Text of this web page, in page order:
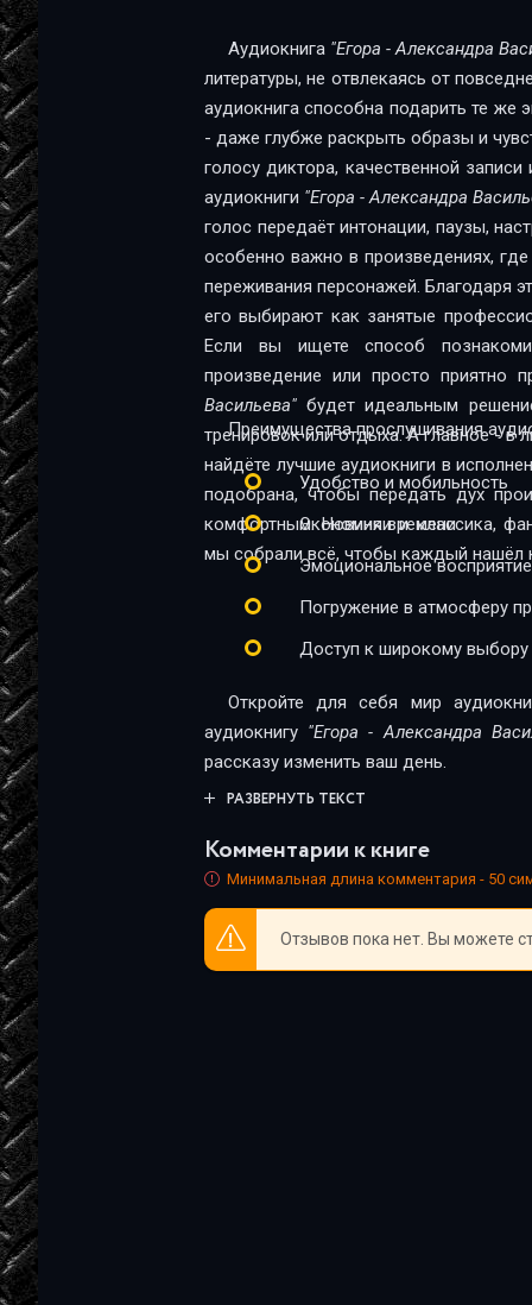
Аудиокнига "Егора - Александра
литературы, не отвлекаясь от
аудиокнига способна подарить те же
- даже глубже раскрыть образы и
голосу диктора, качественной
аудиокниги "Егора - Александра
голос передаёт интонации, паузы,
особенно важно в произведениях,
переживания персонажей. Благодаря
его выбирают как занятые
Если вы ищете способ
произведение или просто приятно
Васильева" будет идеальным
тренировок или отдыха. А главное - в
найдёте лучшие аудиокниги в
подобрана, чтобы передать дух
комфортным. Новинки и классика,
мы собрали всё, чтобы каждый нашёл
Преимущества прослушивания
Удобство и мобильность
Экономия времени
Эмоциональное восприятие
Погружение в атмосферу
Доступ к широкому выбору
Откройте для себя мир
аудиокнигу "Егора - Александра
рассказу изменить ваш день.
РАЗВЕРНУТЬ ТЕКСТ
Комментарии к книге
Минимальная длина комментария - 50
Отзывов пока нет. Вы можете